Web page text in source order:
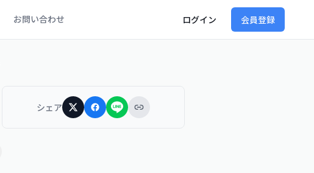
お問い合わせ ログイン 会員登録
シェア